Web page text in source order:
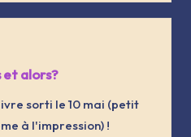
et alors?
sorti le 10 mai (petit
à l'impression) !